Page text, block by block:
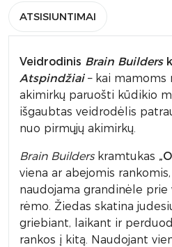
ATSISIUNTIMAI
Veidrodinis Brain Builders
Atspindžiai– kai mamoms
akimirkų paruošti kūdikio
išgaubtas veidrodėlis
nuo pirmųjų akimirkų.
Brain Builderskramtukas
viena ar abejomis
naudojama grandinėle prie
rėmo. Žiedas skatina
griebiant, laikant ir
rankos į kitą. Naudojant